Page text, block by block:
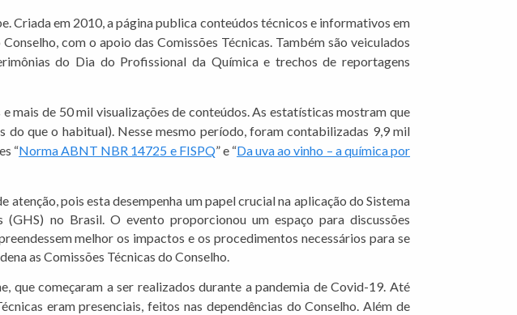
Criada em 2010, a página publica conteúdos técnicos e informativos em
com o apoio das Comissões Técnicas. Também são veiculados
do Dia do Profissional da Química e trechos de reportagens
mais de 50 mil visualizações de conteúdos. As estatísticas mostram que
que o habitual). Nesse mesmo período, foram contabilizadas 9,9 mil
“Norma ABNT NBR 14725 e FISPQ” e “Da uva ao vinho – a química por
pois esta desempenha um papel crucial na aplicação do Sistema
no Brasil. O evento proporcionou um espaço para discussões
melhor os impactos e os procedimentos necessários para se
as Comissões Técnicas do Conselho.
começaram a ser realizados durante a pandemia de Covid-19. Até
eram presenciais, feitos nas dependências do Conselho. Além de